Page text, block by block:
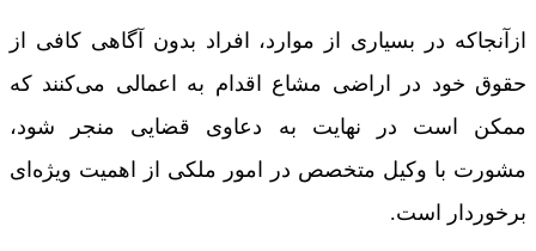
ازآنجاکه در بسیاری از موارد، افراد بدون آگاهی کافی از
حقوق خود در اراضی مشاع اقدام به اعمالی می‌کنند که
ممکن است در نهایت به دعاوی قضایی منجر شود،
مشورت با وکیل متخصص در امور ملکی از اهمیت ویژه‌ای
برخوردار است.